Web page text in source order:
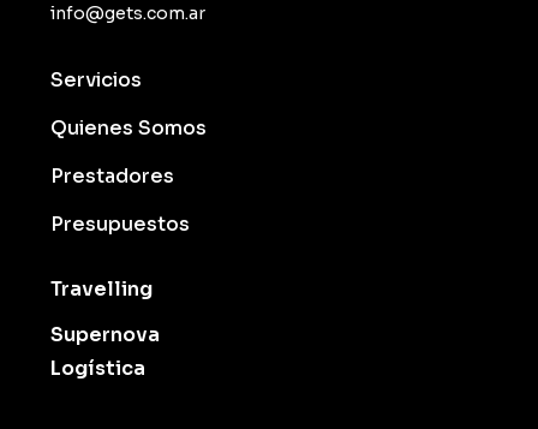
info@gets.com.ar
Servicios
Quienes Somos
Prestadores
Presupuestos
Travelling
Supernova
Logística